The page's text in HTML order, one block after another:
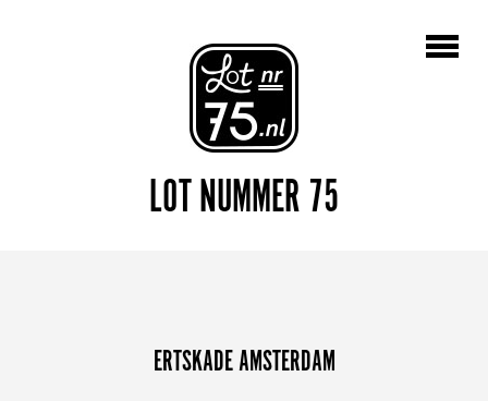
LOT NUMMER 75
ERTSKADE AMSTERDAM